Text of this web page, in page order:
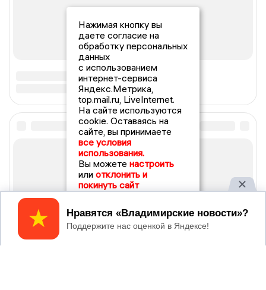
Нажимая кнопку вы
даете согласие на
обработку персональных
данных
с использованием
интернет-сервиса
Яндекс.Метрика,
top.mail.ru, LiveInternet.
На сайте используются
cookie. Оставаясь на
сайте, вы принимаете
все условия
использования.
Вы можете настроить
или отклонить и
покинуть сайт
Принять